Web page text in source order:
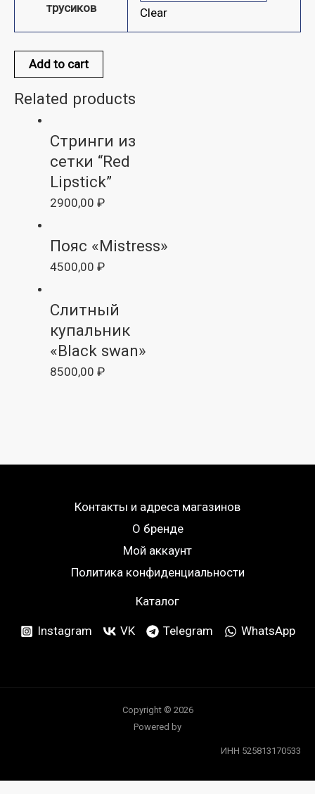
трусиков
Clear
Add to cart
Related products
Стринги из
сетки “Red
Lipstick”
2900,00 ₽
Пояс «Mistress»
4500,00 ₽
Слитный
купальник
«Black swan»
8500,00 ₽
Контакты и адреса магазинов
О бренде
Мой аккаунт
Политика конфиденциальности
Каталог
Instagram VK Telegram WhatsApp
Copyright © 2026
Powered by
ИНН 525813170533